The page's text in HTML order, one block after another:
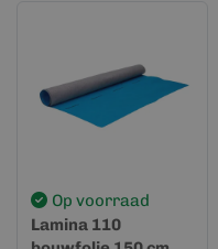
Op voorraad
Lamina 110